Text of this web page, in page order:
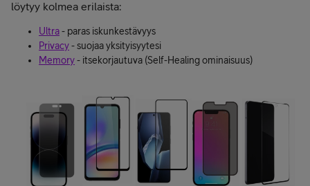
löytyy kolmea erilaista:
Ultra- paras iskunkestävyys
Privacy- suojaa yksityisyytesi
Memory- itsekorjautuva (Self-Healing ominaisuus)